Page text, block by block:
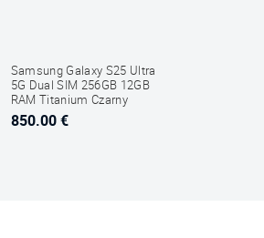
Samsung Galaxy S25 Ultra
5G Dual SIM 256GB 12GB
RAM Titanium Czarny
850.00 €